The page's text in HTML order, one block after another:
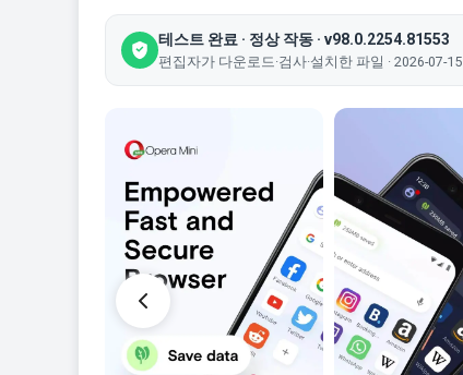
테스트 완료 · 정상 작동 · v98.0.2254.81553
편집자가 다운로드·검사·설치한 파일 · 2026-07-15